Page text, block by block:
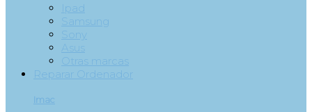
Ipad
Samsung
Sony
Asus
Otras marcas
Reparar Ordenador
Imac